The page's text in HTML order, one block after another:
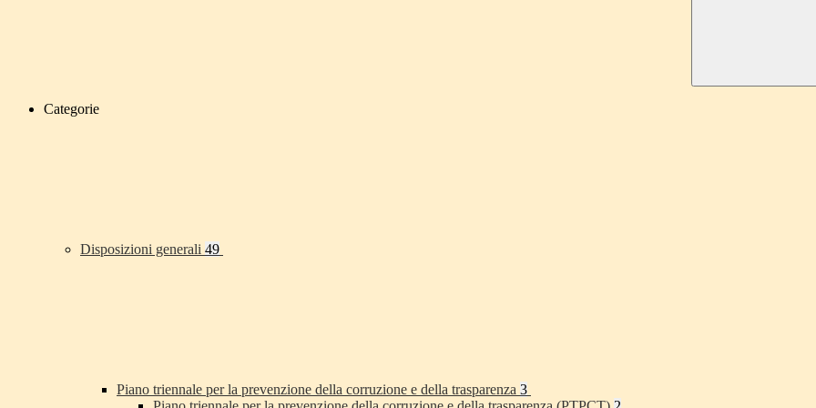
Categorie
Disposizioni generali 49
Piano triennale per la prevenzione della corruzione e della trasparenza 3